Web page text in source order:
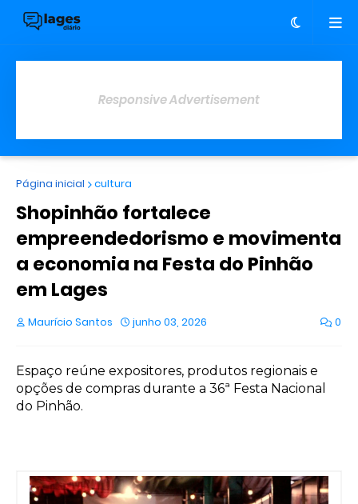
Responsive Advertisement
Página inicial cultura
Shopinhão fortalece
empreendedorismo e movimenta
a economia na Festa do Pinhão
em Lages
Maurício Santos junho 03, 2026 0
Espaço reúne expositores, produtos regionais e
opções de compras durante a 36ª Festa Nacional
do Pinhão.